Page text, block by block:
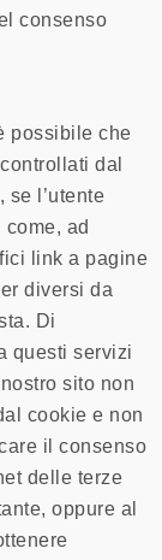
consenso
possibile che
dal
se l’utente
ad
link a pagine
diversi da
Di
questi servizi
sito non
cookie e non
il consenso
delle terze
oppure al